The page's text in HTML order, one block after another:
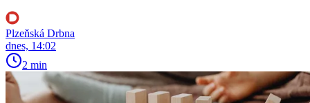
Plzeňská Drbna
dnes, 14:02
2 min